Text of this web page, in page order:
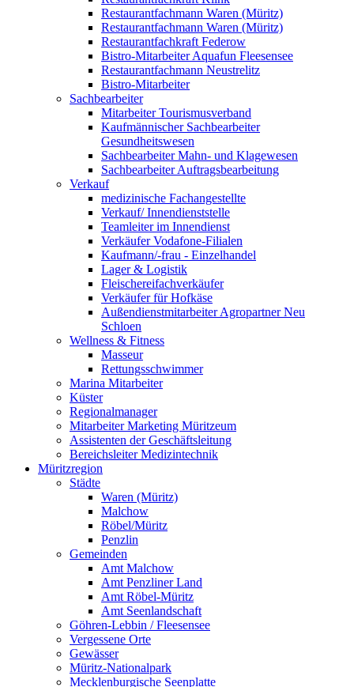
Restaurantfachmann Waren (Müritz)
Restaurantfachmann Waren (Müritz)
Restaurantfachkraft Federow
Bistro-Mitarbeiter Aquafun Fleesensee
Restaurantfachmann Neustrelitz
Bistro-Mitarbeiter
Sachbearbeiter
Mitarbeiter Tourismusverband
Kaufmännischer Sachbearbeiter
Gesundheitswesen
Sachbearbeiter Mahn- und Klagewesen
Sachbearbeiter Auftragsbearbeitung
Verkauf
medizinische Fachangestellte
Verkauf/ Innendienststelle
Teamleiter im Innendienst
Verkäufer Vodafone-Filialen
Kaufmann/-frau - Einzelhandel
Lager & Logistik
Fleischereifachverkäufer
Verkäufer für Hofkäse
Außendienstmitarbeiter Agropartner Neu
Schloen
Wellness & Fitness
Masseur
Rettungsschwimmer
Marina Mitarbeiter
Küster
Regionalmanager
Mitarbeiter Marketing Müritzeum
Assistenten der Geschäftsleitung
Bereichsleiter Medizintechnik
Müritzregion
Städte
Waren (Müritz)
Malchow
Röbel/Müritz
Penzlin
Gemeinden
Amt Malchow
Amt Penzliner Land
Amt Röbel-Müritz
Amt Seenlandschaft
Göhren-Lebbin / Fleesensee
Vergessene Orte
Gewässer
Müritz-Nationalpark
Mecklenburgische Seenplatte